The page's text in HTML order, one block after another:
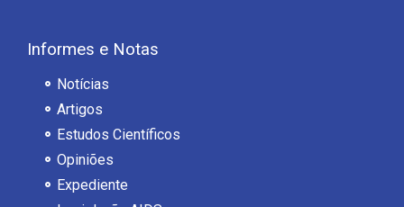
Informes e Notas
Notícias
Artigos
Estudos Científicos
Opiniões
Expediente